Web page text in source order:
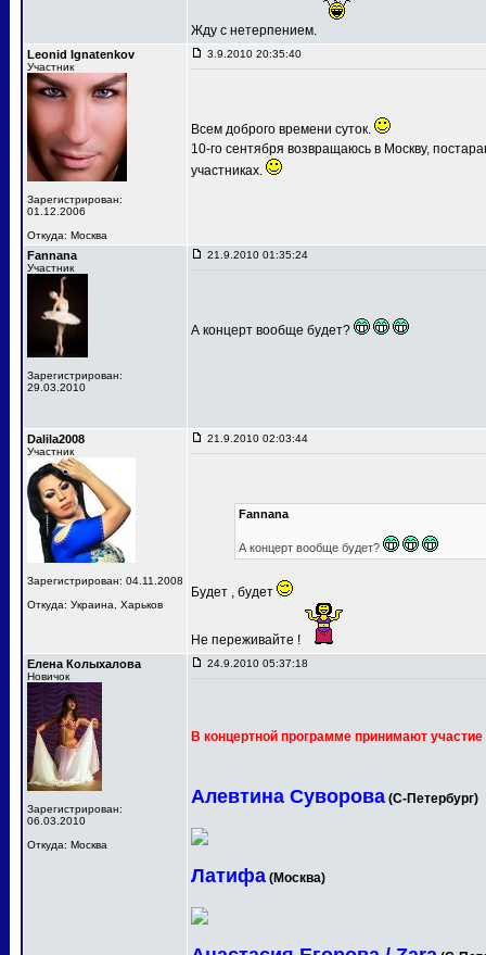
Жду с нетерпением.
Leonid Ignatenkov
Участник
Зарегистрирован:
01.12.2006
Откуда: Москва
3.9.2010 20:35:40
Всем доброго времени суток.
10-го сентября возвращаюсь в Москву,
участниках.
Fannana
Участник
Зарегистрирован:
29.03.2010
21.9.2010 01:35:24
А концерт вообще будет?
Dalila2008
Участник
Зарегистрирован: 04.11.2008
Откуда: Украина, Харьков
21.9.2010 02:03:44
Fannana
А концерт вообще будет?
Будет , будет
Не переживайте !
Елена Колыхалова
Новичок
Зарегистрирован:
06.03.2010
Откуда: Москва
24.9.2010 05:37:18
В концертной программе принимают участие
Алевтина Суворова (С-Петербург)
Латифа (Москва)